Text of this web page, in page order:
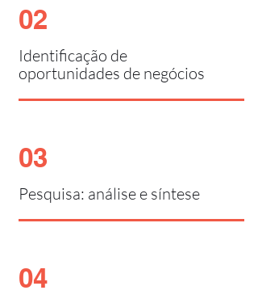
02
Identificação de
oportunidades de negócios
03
Pesquisa: análise e síntese
04